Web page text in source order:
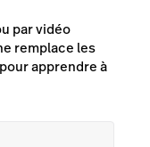
par vidéo
remplace les
apprendre à